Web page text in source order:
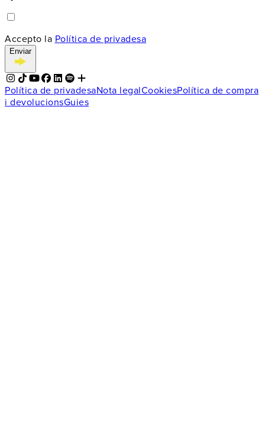
Accepto la Política de privadesa
Enviar
Política de privadesaNota legalCookiesPolítica de compra
i devolucionsGuies